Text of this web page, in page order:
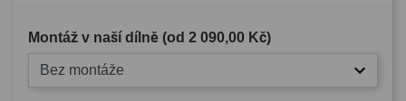
Montáž v naší dílně (od 2 090,00 Kč)
Bez montáže